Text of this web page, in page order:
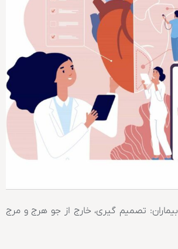
تصمیم گیری، خارج از جو هرج و مرج